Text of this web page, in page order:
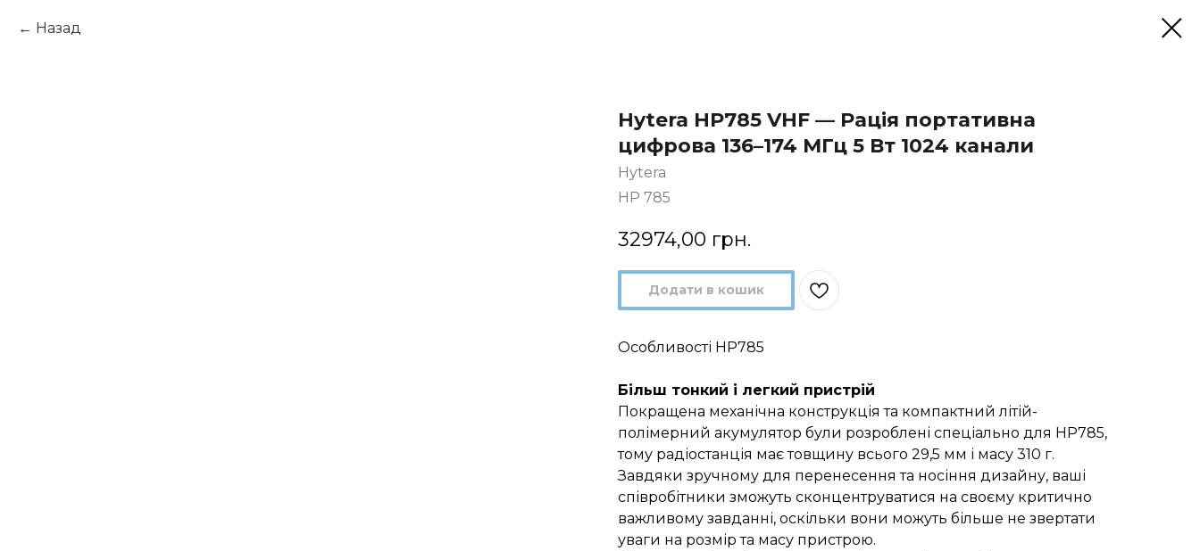
Назад
Hytera HP785 VHF — Рація портативна
цифрова 136–174 МГц 5 Вт 1024 канали
Hytera
HP 785
32974,00 грн.
Додати в кошик
Особливості HP785
Більш тонкий і легкий пристрій
Покращена механічна конструкція та компактний літій-
полімерний акумулятор були розроблені спеціально для HP785,
тому радіостанція має товщину всього 29,5 мм і масу 310 г.
Завдяки зручному для перенесення та носіння дизайну, ваші
співробітники зможуть сконцентруватися на своєму критично
важливому завданні, оскільки вони можуть більше не звертати
уваги на розмір та масу пристрою.